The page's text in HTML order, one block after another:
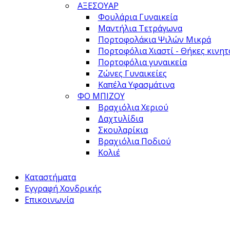
ΑΞΕΣΟΥΑΡ
Φουλάρια Γυναικεία
Μαντήλια Τετράγωνα
Πορτοφολάκια Ψιλών Μικρά
Πορτοφόλια Χιαστί - Θήκες
Πορτοφόλια γυναικεία
Ζώνες Γυναικείες
Καπέλα Υφασμάτινα
ΦΟ ΜΠΙΖΟΥ
Βραχιόλια Χεριού
Δαχτυλίδια
Σκουλαρίκια
Βραχιόλια Ποδιού
Κολιέ
Καταστήματα
Εγγραφή Χονδρικής
Επικοινωνία